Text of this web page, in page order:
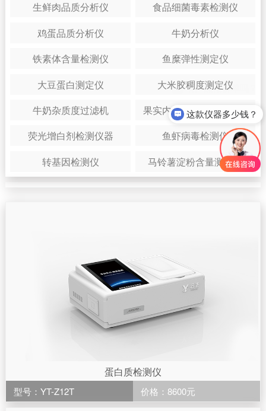
生鲜肉品质分析仪
食品细菌毒素检测仪
鸡蛋品质分析仪
牛奶分析仪
铁素体含量检测仪
鱼糜弹性测定仪
大豆蛋白测定仪
大米胶稠度测定仪
牛奶杂质度过滤机
果实内部品质无损检测仪
荧光增白剂检测仪器
鱼虾病毒检测仪
转基因检测仪
马铃薯淀粉含量测定仪
蛋白质检测仪
型号：YT-Z12T 价格：8600元
这款仪器多少钱？